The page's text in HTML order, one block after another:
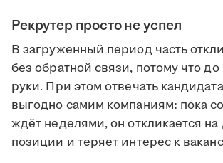
Рекрутер просто не успел
В загруженный период часть
без обратной связи, потому что
руки. При этом отвечать
выгодно самим компаниям: пока
ждёт неделями, он откликается на
позиции и теряет интерес к